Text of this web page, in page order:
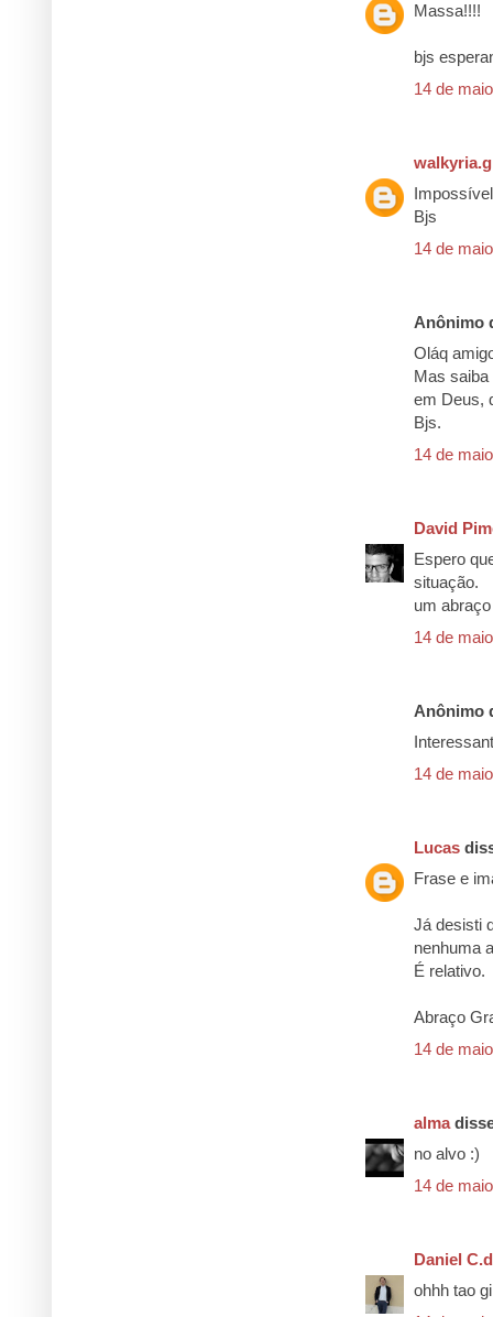
Massa!!!!
bjs
14 de
Bjs
14 de
Anônimo
Oláq
Mas
em Deus,
Bjs.
14 de
David
Espero
situação.
um
14 de
Anônimo
14 de
Lucas
Frase e
Já desisti
nenhuma
É relativo.
Abraço
14 de
alma
no alvo :)
14 de
Daniel
ohhh tao